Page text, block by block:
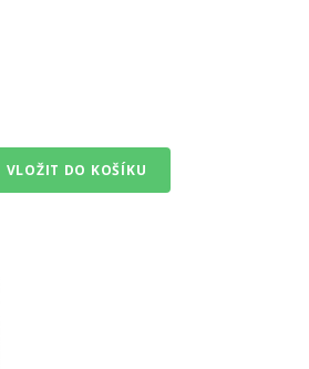
VLOŽIT DO KOŠÍKU